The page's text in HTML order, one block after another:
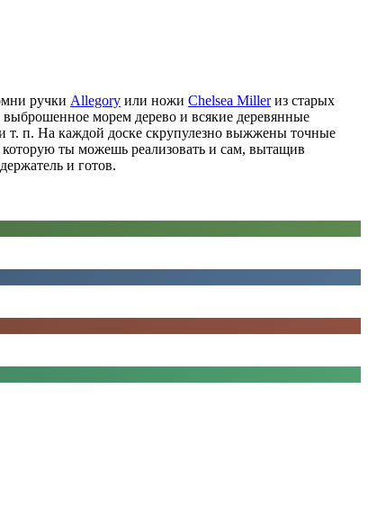
ручки Allegory или ножи Chelsea Millerиз старых
морем дерево и всякие деревянные
т. п. На каждой доске скрупулезно выжжены точные
ты можешь реализовать и сам, вытащив
и готов.